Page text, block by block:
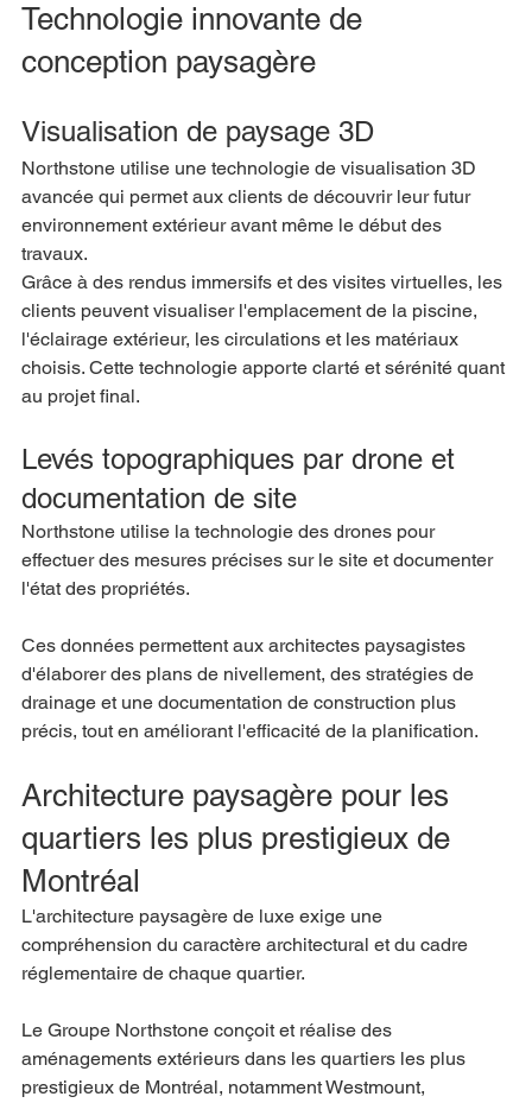
Technologie innovante de
conception paysagère
Visualisation de paysage 3D
Northstone utilise une technologie de visualisation 3D
avancée qui permet aux clients de découvrir leur futur
environnement extérieur avant même le début des
travaux.
Grâce à des rendus immersifs et des visites virtuelles, les
clients peuvent visualiser l'emplacement de la piscine,
l'éclairage extérieur, les circulations et les matériaux
choisis. Cette technologie apporte clarté et sérénité quant
au projet final.
Levés topographiques par drone et
documentation de site
Northstone utilise la technologie des drones pour
effectuer des mesures précises sur le site et documenter
l'état des propriétés.
Ces données permettent aux architectes paysagistes
d'élaborer des plans de nivellement, des stratégies de
drainage et une documentation de construction plus
précis, tout en améliorant l'efficacité de la planification.
Architecture paysagère pour les
quartiers les plus prestigieux de
Montréal
L'architecture paysagère de luxe exige une
compréhension du caractère architectural et du cadre
réglementaire de chaque quartier.
Le Groupe Northstone conçoit et réalise des
aménagements extérieurs dans les quartiers les plus
prestigieux de Montréal, notamment Westmount,